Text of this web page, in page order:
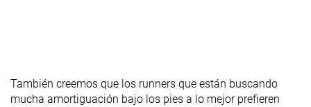
del dibujo de
la suela
También creemos que los runners que están buscando
mucha amortiguación bajo los pies a lo mejor prefieren